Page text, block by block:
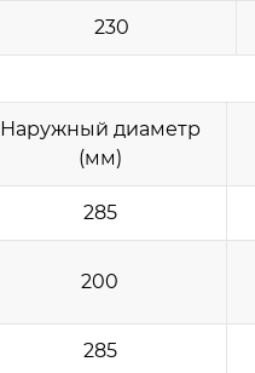
230
Наружный диаметр
(мм)
285
200
285